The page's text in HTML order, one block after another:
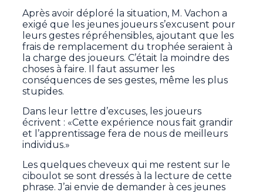
Après avoir déploré la situation, M. Vachon a
exigé que les jeunes joueurs s’excusent pour
leurs gestes répréhensibles, ajoutant que les
frais de remplacement du trophée seraient à
la charge des joueurs. C’était la moindre des
choses à faire. Il faut assumer les
conséquences de ses gestes, même les plus
stupides.
Dans leur lettre d’excuses, les joueurs
écrivent : «Cette expérience nous fait grandir
et l’apprentissage fera de nous de meilleurs
individus.»
Les quelques cheveux qui me restent sur le
ciboulot se sont dressés à la lecture de cette
phrase. J’ai envie de demander à ces jeunes